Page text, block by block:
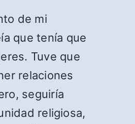
de mi
que tenía que
Tuve que
relaciones
seguiría
religiosa,